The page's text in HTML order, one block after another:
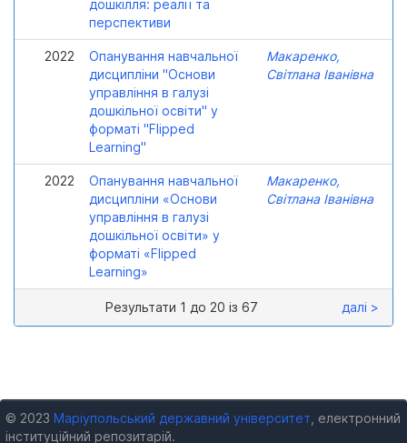
дошкілля: реалії та
перспективи
2022
Опанування навчальної
дисципліни "Основи
управління в галузі
дошкільної освіти" у
форматі "Flipped
Learning"
Макаренко,
Світлана Іванівна
2022
Опанування навчальної
дисципліни «Основи
управління в галузі
дошкільної освіти» у
форматі «Flipped
Learning»
Макаренко,
Світлана Іванівна
Результати 1 до 20 із 67 далі >
© 2023 Маріупольський державний університет , електронний
інституційний репозитарій.